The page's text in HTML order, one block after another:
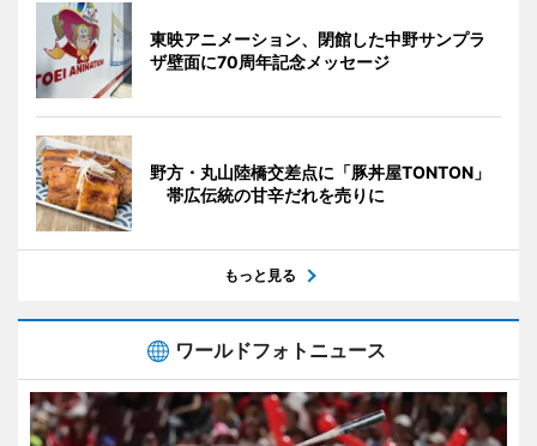
東映アニメーション、閉館した中野サンプラ
ザ壁面に70周年記念メッセージ
野方・丸山陸橋交差点に「豚丼屋TONTON」
帯広伝統の甘辛だれを売りに
もっと見る
ワールドフォトニュース